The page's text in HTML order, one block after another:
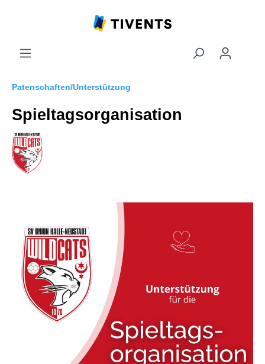
Patenschaften/Unterstützung
Spieltagsorganisation